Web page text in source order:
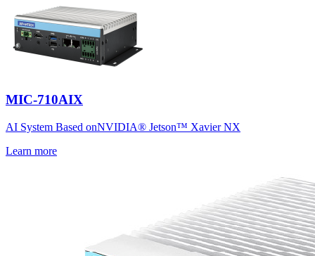
MIC-710AIX
AI System Based onNVIDIA® Jetson™ Xavier NX
Learn more